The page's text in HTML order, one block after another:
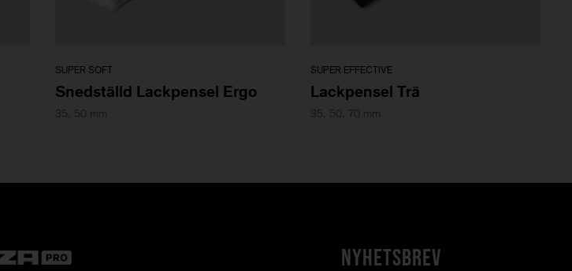
SUPER SOFT
Snedställd Lackpensel Ergo
35, 50 mm
SUPER EFFECTIVE
Lackpensel Trä
35, 50, 70 mm
NYHETSBREV